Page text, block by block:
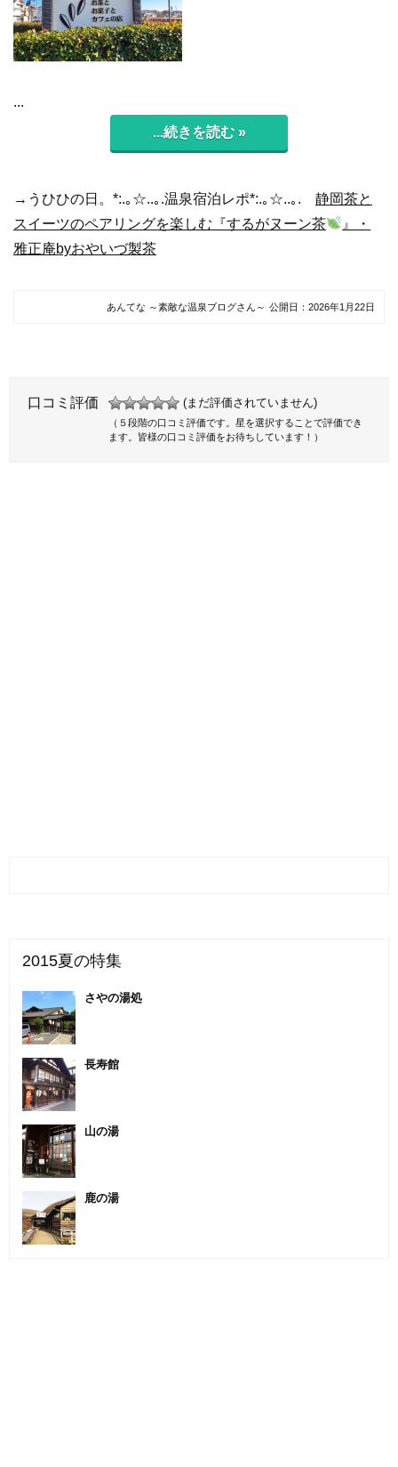
...
...続きを読む »
→うひひの日。*:.｡☆..｡.温泉宿泊レポ*:.｡☆..｡. 静岡茶と
スイーツのペアリングを楽しむ『するがヌーン茶
』・
雅正庵byおやいづ製茶
あんてな ～素敵な温泉ブログさん～ 公開日： 2026年1月22日
口コミ評価 (まだ評価されていません)
（５段階の口コミ評価です。星を選択することで評価でき
ます。皆様の口コミ評価をお待ちしています！）
2015夏の特集
さやの湯処
長寿館
山の湯
鹿の湯